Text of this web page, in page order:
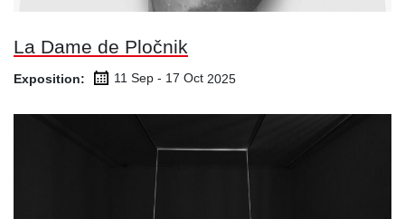
La Dame de Pločnik
Exposition: 11 Sep - 17 Oct 2025